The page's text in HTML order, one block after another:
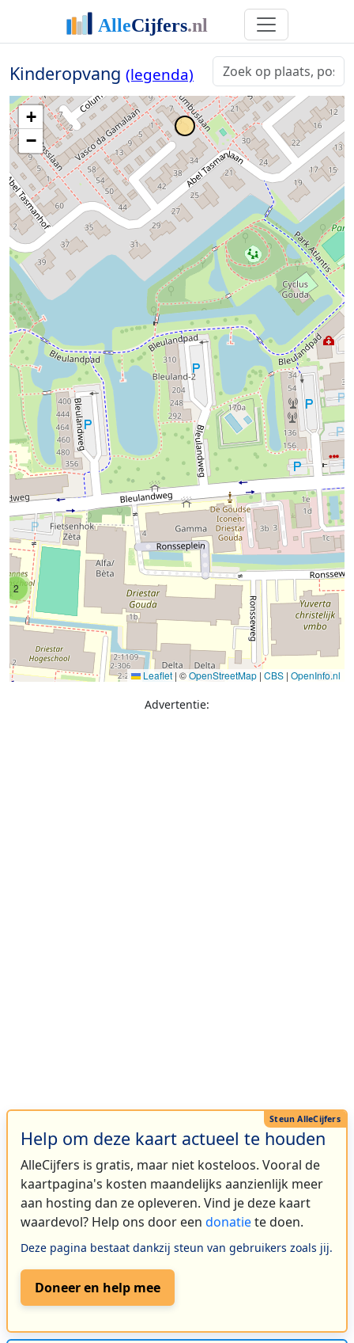
Kinderopvang (legenda)
2
+
−
Leaflet | ©OpenStreetMap | CBS | OpenInfo.nl
Advertentie:
Help om deze kaart actueel te houden
AlleCijfers is gratis, maar niet kosteloos. Vooral de
kaartpagina's kosten maandelijks aanzienlijk meer
aan hosting dan ze opleveren. Vind je deze kaart
waardevol? Help ons door een donatiete doen.
Deze pagina bestaat dankzij steun van gebruikers zoals jij.
Doneer en help mee